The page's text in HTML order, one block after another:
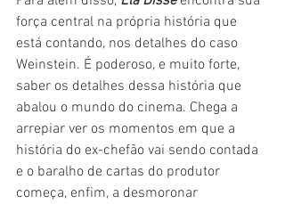
força central na própria história que
está contando, nos detalhes do caso
Weinstein. É poderoso, e muito forte,
saber os detalhes dessa história que
abalou o mundo do cinema. Chega a
arrepiar ver os momentos em que a
história do ex-chefão vai sendo contada
e o baralho de cartas do produtor
começa, enfim, a desmoronar